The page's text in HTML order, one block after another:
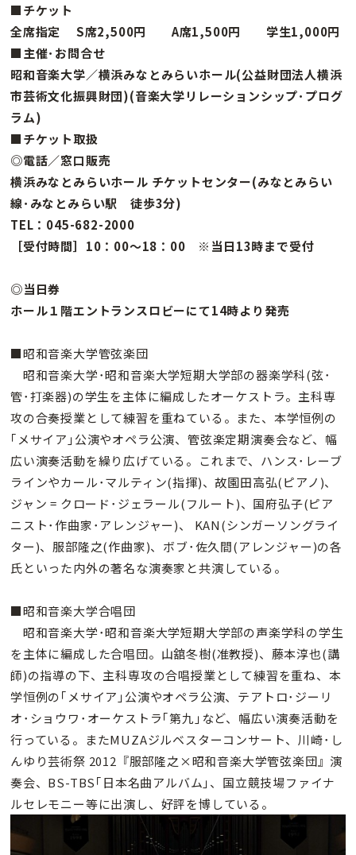
■チケット
全席指定 S席2,500円 A席1,500円 学生1,000円
■主催･お問合せ
昭和音楽大学／横浜みなとみらいホール(公益財団法人横浜
市芸術文化振興財団)(音楽大学リレーションシップ･プログ
ラム)
■チケット取扱
◎電話／窓口販売
横浜みなとみらいホール チケットセンター(みなとみらい
線･みなとみらい駅 徒歩3分)
TEL：045-682-2000
［受付時間］10：00〜18：00 ※当日13時まで受付
◎当日券
ホール１階エントランスロビーにて14時より発売
■昭和音楽大学管弦楽団
昭和音楽大学･昭和音楽大学短期大学部の器楽学科(弦･
管･打楽器)の学生を主体に編成したオーケストラ。主科専
攻の合奏授業として練習を重ねている。また、本学恒例の
｢メサイア｣公演やオペラ公演、管弦楽定期演奏会など、幅
広い演奏活動を繰り広げている。これまで、ハンス･レーブ
ラインやカール･マルティン(指揮)、故園田高弘(ピアノ)、
ジャン = クロード･ジェラール(フルート)、国府弘子(ピア
ニスト･作曲家･アレンジャー)、 KAN(シンガーソングライ
ター)、服部隆之(作曲家)、ボブ･佐久間(アレンジャー)の各
氏といった内外の著名な演奏家と共演している。
■昭和音楽大学合唱団
昭和音楽大学･昭和音楽大学短期大学部の声楽学科の学生
を主体に編成した合唱団。山舘冬樹(准教授)、藤本淳也(講
師)の指導の下、主科専攻の合唱授業として練習を重ね、本
学恒例の｢メサイア｣公演やオペラ公演、テアトロ･ジーリ
オ･ショウワ･オーケストラ｢第九｣など、幅広い演奏活動を
行っている。またMUZAジルベスターコンサート、川崎･し
んゆり芸術祭 2012『服部隆之×昭和音楽大学管弦楽団』演
奏会、BS-TBS｢日本名曲アルバム｣、国立競技場ファイナ
ルセレモニー等に出演し、好評を博している。